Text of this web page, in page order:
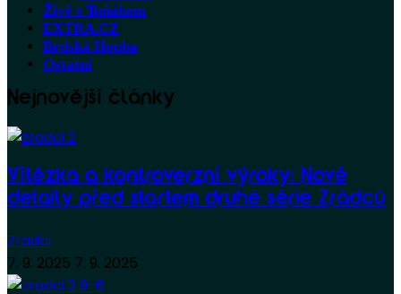
Živě s Tuňákem
EXTRA.CZ
Brdská Houba
Ostatní
Nejnovější články
Vítězka a kontroverzní výroky: Nové
detaily před startem druhé série Zrádců
Zradci
7. 9. 2025 7. 9. 2025